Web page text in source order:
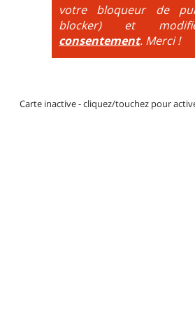
votre bloqueur de
blocker) et
consentement. Merci !